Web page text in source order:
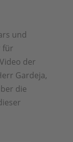
und
für
der
Gardeja,
die